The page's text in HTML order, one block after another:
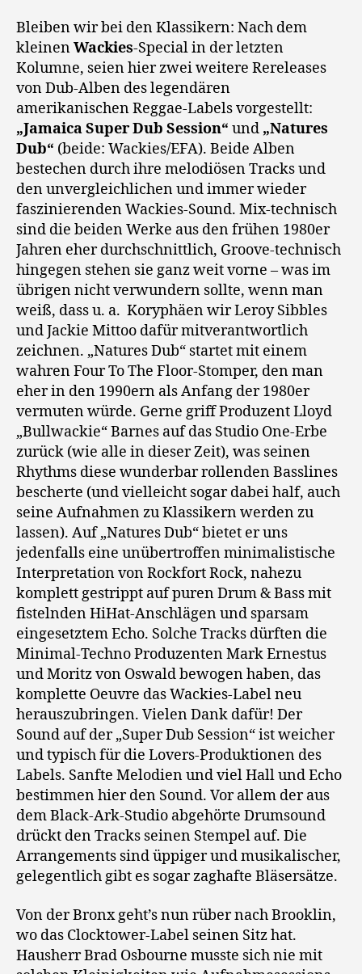
Bleiben wir bei den Klassikern: Nach dem
kleinenWackies-Special in der letzten
Kolumne, seien hier zwei weitere Rereleases
von Dub-Alben des legendären
amerikanischen Reggae-Labels vorgestellt:
„Jamaica Super Dub Session“ und „Natures
Dub“ (beide: Wackies/EFA). Beide Alben
bestechen durch ihre melodiösen Tracks und
den unvergleichlichen und immer wieder
faszinierenden Wackies-Sound. Mix-technisch
sind die beiden Werke aus den frühen 1980er
Jahren eher durchschnittlich, Groove-technisch
hingegen stehen sie ganz weit vorne – was im
übrigen nicht verwundern sollte, wenn man
weiß, dass u. a. Koryphäen wir Leroy Sibbles
und Jackie Mittoo dafür mitverantwortlich
zeichnen. „Natures Dub“ startet mit einem
wahren Four To The Floor-Stomper, den man
eher in den 1990ern als Anfang der 1980er
vermuten würde. Gerne griff Produzent Lloyd
„Bullwackie“ Barnes auf das Studio One-Erbe
zurück (wie alle in dieser Zeit), was seinen
Rhythms diese wunderbar rollenden Basslines
bescherte (und vielleicht sogar dabei half, auch
seine Aufnahmen zu Klassikern werden zu
lassen). Auf „Natures Dub“ bietet er uns
jedenfalls eine unübertroffen minimalistische
Interpretation von Rockfort Rock, nahezu
komplett gestrippt auf puren Drum & Bass mit
fistelnden HiHat-Anschlägen und sparsam
eingesetztem Echo. Solche Tracks dürften die
Minimal-Techno Produzenten Mark Ernestus
und Moritz von Oswald bewogen haben, das
komplette Oeuvre das Wackies-Label neu
herauszubringen. Vielen Dank dafür! Der
Sound auf der „Super Dub Session“ ist weicher
und typisch für die Lovers-Produktionen des
Labels. Sanfte Melodien und viel Hall und Echo
bestimmen hier den Sound. Vor allem der aus
dem Black-Ark-Studio abgehörte Drumsound
drückt den Tracks seinen Stempel auf. Die
Arrangements sind üppiger und musikalischer,
gelegentlich gibt es sogar zaghafte Bläsersätze.
Von der Bronx geht’s nun rüber nach Brooklin,
wo das Clocktower-Label seinen Sitz hat.
Hausherr Brad Osbourne musste sich nie mit